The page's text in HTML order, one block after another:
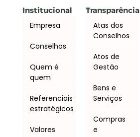
Institucional
Empresa
Conselhos
Quem é
quem
Referenciais
estratégicos
Valores
Transparência
Atas dos
Conselhos
Atos de
Gestão
Bens e
Serviços
Compras
e